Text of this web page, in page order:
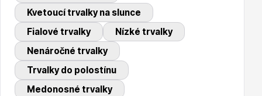
Živé ploty
Kvetoucí trvalky na slunce
Fialové trvalky
Nízké trvalky
Nenáročné trvalky
Trvalky do polostínu
Medonosné trvalky